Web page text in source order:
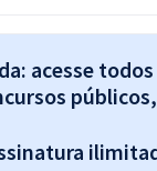
acesse todos
públicos,